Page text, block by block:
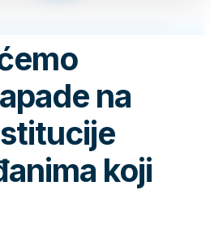
na
koji